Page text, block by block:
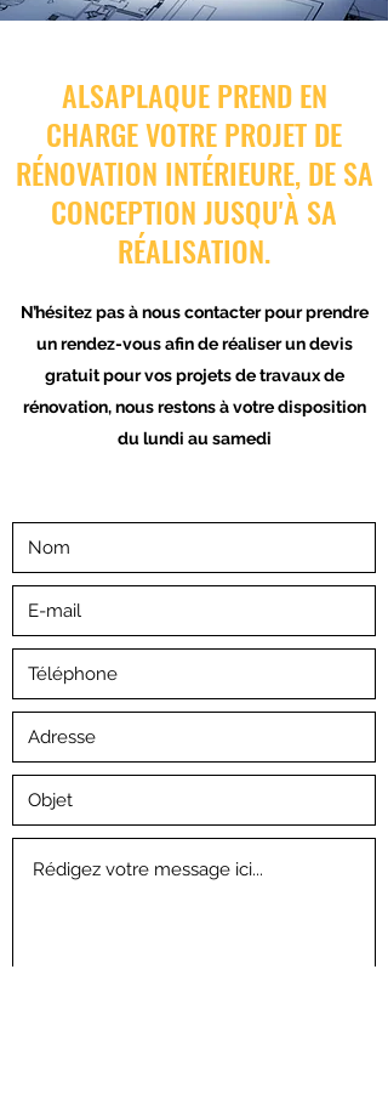
ALSAPLAQUE PREND EN
CHARGE VOTRE PROJET DE
RÉNOVATION INTÉRIEURE, DE SA
CONCEPTION JUSQU'À SA
RÉALISATION.
N’hésitez pas à nous contacter pour prendre
un rendez-vous afin de réaliser un devis
gratuit pour vos projets de travaux de
rénovation, nous restons à votre disposition
du lundi au samedi